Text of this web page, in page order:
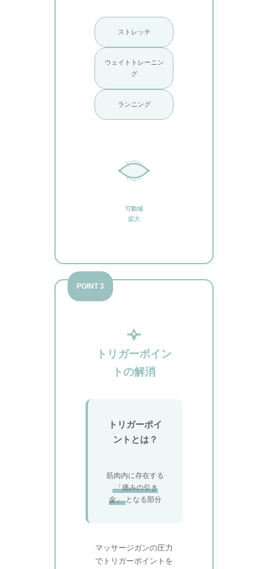
ストレッチ
ウェイトトレーニン
グ
ランニング
可動域
拡大
POINT 3
トリガーポイン
トの解消
トリガーポイ
ントとは？
筋肉内に存在する
「痛みの引き
金」 となる部分
マッサージガンの圧力
でトリガーポイントを